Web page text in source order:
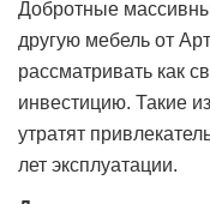
Добротные
другую мебель от
рассматривать как
инвестицию. Такие
утратят
лет эксплуатации.